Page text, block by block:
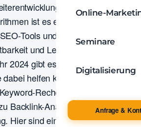
Online-
Seminare
Digitalisierung
Anfrage &
der
ist es entscheidend, auf dem
Tools und -Ressourcen zu
und Leistung Ihrer Website
2024 gibt es eine Fülle von Tools
helfen können, SEO-Effekte
Recherche und On-Page-
Backlink-Analyse und
Hier sind einige der besten SEO-